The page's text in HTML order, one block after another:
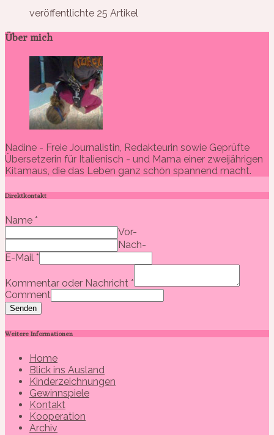
veröffentlichte 25 Artikel
Über mich
Nadine - Freie Journalistin, Redakteurin sowie Geprüfte
Übersetzerin für Italienisch - und Mama einer zweijährigen
Kitamaus, die das Leben ganz schön spannend macht.
Direktkontakt
Name *
Vor-
Nach-
E-Mail *
Kommentar oder Nachricht *
Comment
Senden
Weitere Informationen
Home
Blick ins Ausland
Kinderzeichnungen
Gewinnspiele
Kontakt
Kooperation
Archiv